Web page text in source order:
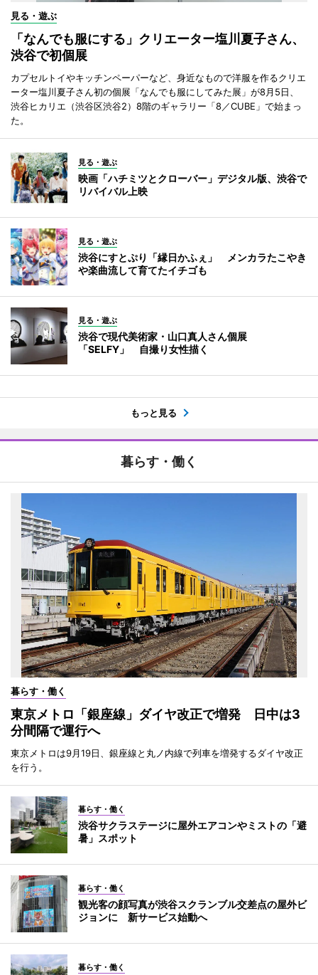
見る・遊ぶ
「なんでも服にする」クリエーター塩川夏子さん、
渋谷で初個展
カプセルトイやキッチンペーパーなど、身近なもので洋服を作るクリエ
ーター塩川夏子さん初の個展「なんでも服にしてみた展」が8月5日、
渋谷ヒカリエ（渋谷区渋谷2）8階のギャラリー「8／CUBE」で始まっ
た。
見る・遊ぶ
映画「ハチミツとクローバー」デジタル版、渋谷で
リバイバル上映
見る・遊ぶ
渋谷にすとぷり「縁日かふぇ」 メンカラたこやき
や楽曲流して育てたイチゴも
見る・遊ぶ
渋谷で現代美術家・山口真人さん個展
「SELFY」 自撮り女性描く
もっと見る
暮らす・働く
暮らす・働く
東京メトロ「銀座線」ダイヤ改正で増発 日中は3
分間隔で運行へ
東京メトロは9月19日、銀座線と丸ノ内線で列車を増発するダイヤ改正
を行う。
暮らす・働く
渋谷サクラステージに屋外エアコンやミストの「避
暑」スポット
暮らす・働く
観光客の顔写真が渋谷スクランブル交差点の屋外ビ
ジョンに 新サービス始動へ
暮らす・働く